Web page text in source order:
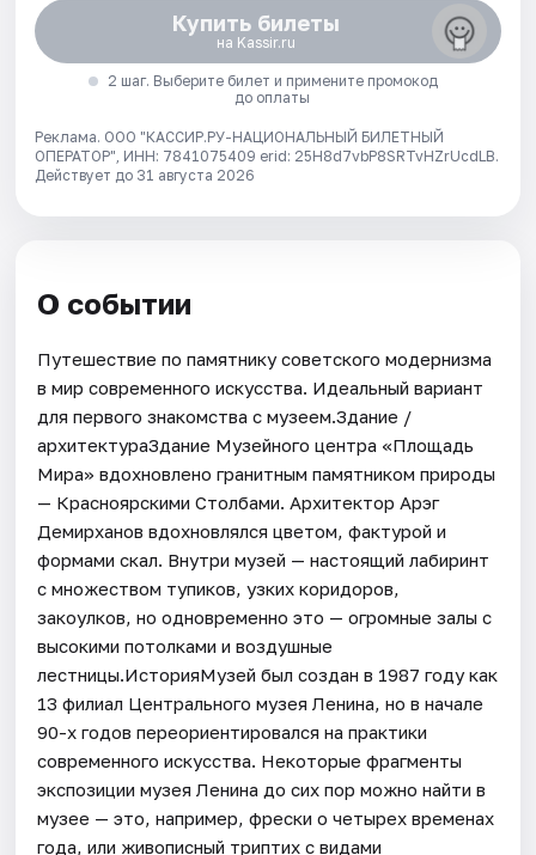
Купить билеты
на Kassir.ru
2 шаг. Выберите билет и примените промокод
до оплаты
Реклама. ООО "КАССИР.РУ-НАЦИОНАЛЬНЫЙ БИЛЕТНЫЙ
ОПЕРАТОР", ИНН: 7841075409 erid: 25H8d7vbP8SRTvHZrUcdLB.
Действует до 31 августа 2026
О событии
Путешествие по памятнику советского модернизма
в мир современного искусства. Идеальный вариант
для первого знакомства с музеем.Здание /
архитектураЗдание Музейного центра «Площадь
Мира» вдохновлено гранитным памятником природы
— Красноярскими Столбами. Архитектор Арэг
Демирханов вдохновлялся цветом, фактурой и
формами скал. Внутри музей — настоящий лабиринт
с множеством тупиков, узких коридоров,
закоулков, но одновременно это — огромные залы с
высокими потолками и воздушные
лестницы.ИсторияМузей был создан в 1987 году как
13 филиал Центрального музея Ленина, но в начале
90-х годов переориентировался на практики
современного искусства. Некоторые фрагменты
экспозиции музея Ленина до сих пор можно найти в
музее — это, например, фрески о четырех временах
года, или живописный триптих с видами